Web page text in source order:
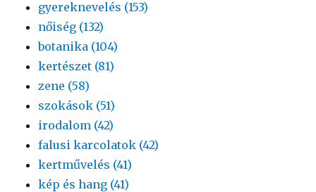
gyereknevelés (153)
nőiség (132)
botanika (104)
kertészet (81)
zene (58)
szokások (51)
irodalom (42)
falusi karcolatok (42)
kertművelés (41)
kép és hang (41)